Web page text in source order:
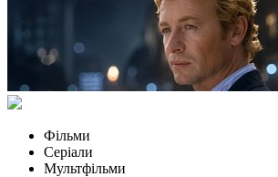
Фільми
Серіали
Мультфільми